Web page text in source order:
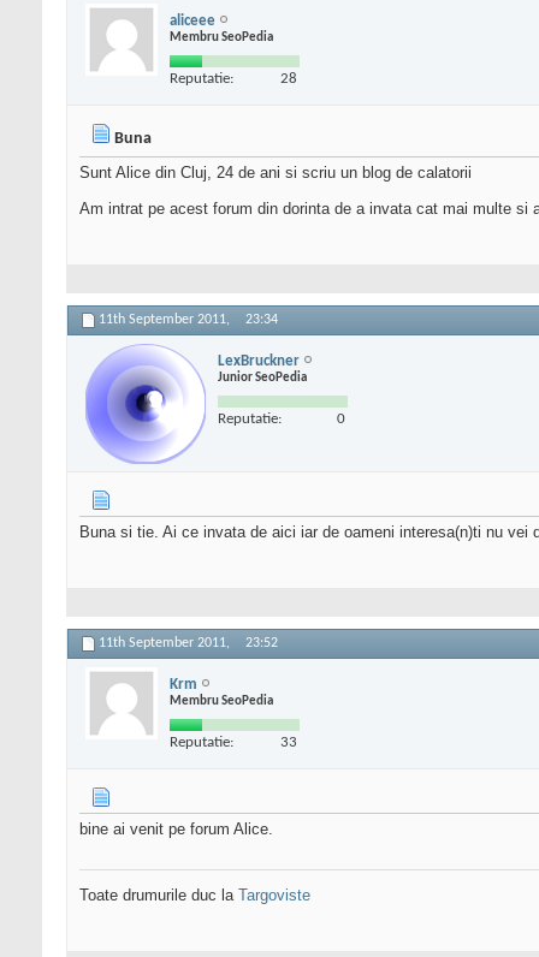
aliceee
Membru SeoPedia
Reputatie: 28
Buna
Sunt Alice din Cluj, 24 de ani si scriu un blog de calatorii
Am intrat pe acest forum din dorinta de a invata cat mai multe si
11th September 2011, 23:34
LexBruckner
Junior SeoPedia
Reputatie: 0
Buna si tie. Ai ce invata de aici iar de oameni interesa(n)ti nu vei
11th September 2011, 23:52
Krm
Membru SeoPedia
Reputatie: 33
bine ai venit pe forum Alice.
Toate drumurile duc la Targoviste